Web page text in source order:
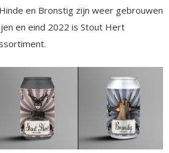
en Bronstig zijn weer gebrouwen
en eind 2022 is Stout Hert